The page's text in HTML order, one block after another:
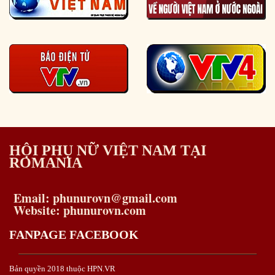
HỘI PHỤ NỮ VIỆT NAM TẠI
ROMANIA
Email: phunurovn@gmail.com
Website: phunurovn.com
FANPAGE FACEBOOK
Bản quyền 2018 thuộc HPN.VR